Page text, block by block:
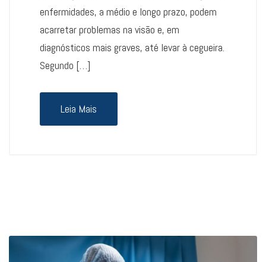
enfermidades, a médio e longo prazo, podem
acarretar problemas na visão e, em
diagnósticos mais graves, até levar à cegueira.
Segundo […]
Leia Mais